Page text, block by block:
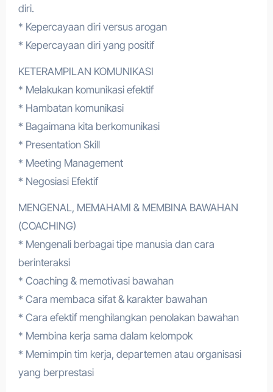
diri.
* Kepercayaan diri versus arogan
* Kepercayaan diri yang positif
KETERAMPILAN KOMUNIKASI
* Melakukan komunikasi efektif
* Hambatan komunikasi
* Bagaimana kita berkomunikasi
* Presentation Skill
* Meeting Management
* Negosiasi Efektif
MENGENAL, MEMAHAMI & MEMBINA BAWAHAN
(COACHING)
* Mengenali berbagai tipe manusia dan cara
berinteraksi
* Coaching & memotivasi bawahan
* Cara membaca sifat & karakter bawahan
* Cara efektif menghilangkan penolakan bawahan
* Membina kerja sama dalam kelompok
* Memimpin tim kerja, departemen atau organisasi
yang berprestasi